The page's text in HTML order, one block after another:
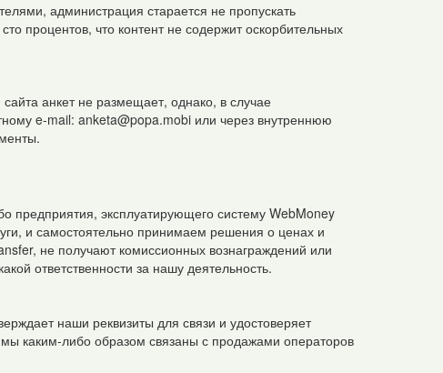
администрация старается не пропускать
процентов, что контент не содержит оскорбительных
анкет не размещает, однако, в случае
e-mail: anketa@popa.mobiили через внутреннюю
предприятия, эксплуатирующего систему WebMoney
и самостоятельно принимаем решения о ценах и
не получают комиссионных вознаграждений или
ответственности за нашу деятельность.
наши реквизиты для связи и удостоверяет
каким-либо образом связаны с продажами операторов